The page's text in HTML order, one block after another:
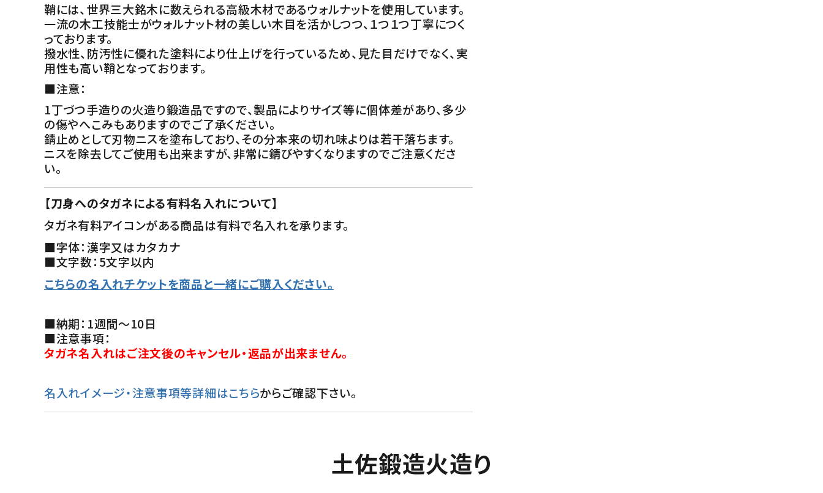
鞘には、世界三大銘木に数えられる高級木材であるウォルナットを使用しています。
一流の木工技能士がウォルナット材の美しい木目を活かしつつ、１つ１つ丁寧につく
っております。
撥水性、防汚性に優れた塗料により仕上げを行っているため、見た目だけでなく、実
用性も高い鞘となっております。
■注意：
1丁づつ手造りの火造り鍛造品ですので、製品によりサイズ等に個体差があり、多少
の傷やへこみもありますのでご了承ください。
錆止めとして刃物ニスを塗布しており、その分本来の切れ味よりは若干落ちます。
ニスを除去してご使用も出来ますが、非常に錆びやすくなりますのでご注意くださ
い。
【刀身へのタガネによる有料名入れについて】
タガネ有料アイコンがある商品は有料で名入れを承ります。
■字体：漢字又はカタカナ
■文字数：5文字以内
こちらの名入れチケットを商品と一緒にご購入ください。
■納期：1週間～10日
■注意事項：
タガネ名入れはご注文後のキャンセル・返品が出来ません。
名入れイメージ・注意事項等詳細はこちらからご確認下さい。
土佐鍛造火造り